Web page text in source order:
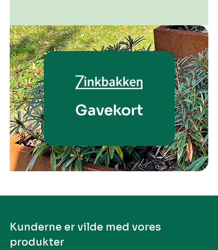
Gavekort
Kunderne er vilde med vores
produkter